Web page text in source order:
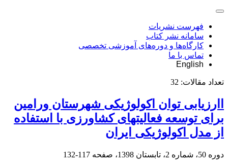
فهرست نشریات
سامانه نشر کتاب
کارگاه‌ها و دوره‌های آموزشی تخصصی
تماس با ما
English
تعداد مقالات: 32
اارزیابی توان اکولوژیکی شهرستان ورامین
برای توسعه فعالیت‏های کشاورزی با استفاده
از مدل اکولوژیکی ایران
دوره 50، شماره 2، تابستان 1398، صفحه 117-132